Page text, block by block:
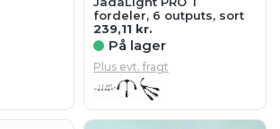
fordeler, 6 outputs, sort
239,11 kr.
På lager
Plus evt. fragt